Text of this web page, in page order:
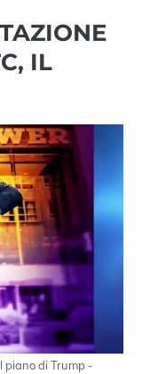
IL
piano di Trump -